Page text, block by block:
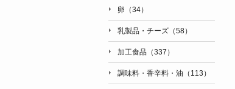
卵（34）
乳製品・チーズ（58）
加工食品（337）
調味料・香辛料・油（113）